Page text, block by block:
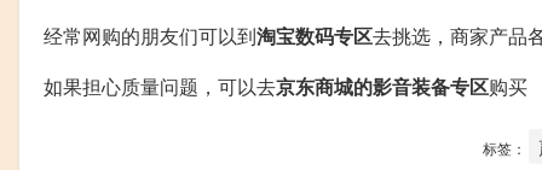
经常网购的朋友们可以到淘宝数码专区去挑选，商家产品
如果担心质量问题，可以去京东商城的影音装备专区购买
标签：